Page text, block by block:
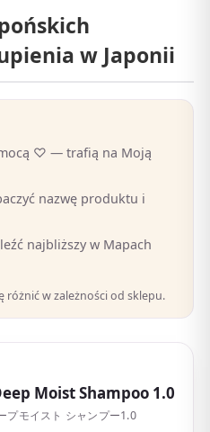
w Japonii
♡ — trafią na Moją
nazwę produktu i
najbliższy w Mapach
różnić w zależności od sklepu.
Moist Shampoo 1.0
プモイスト シャンプー1.0